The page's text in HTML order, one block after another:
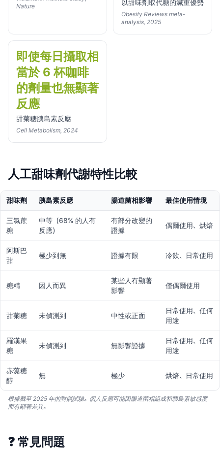
Nature
以甜味劑取代糖的減重優勢
Obesity Reviews meta-
analysis, 2025
即使每日攝取相
當於 6 杯咖啡
的劑量也無顯著
反應
甜菊糖胰島素反應
Cell Metabolism, 2024
人工甜味劑代謝特性比較
甜味劑 胰島素反應 腸道菌相影響 最佳使用情境
三氯蔗
糖
中等（68% 的人有
反應）
有部分改變的
證據
偶爾使用、烘焙
阿斯巴
甜
極少到無 證據有限 冷飲、日常使用
糖精 因人而異
某些人有顯著
影響
僅偶爾使用
甜菊糖 未偵測到 中性或正面
日常使用、任何
用途
羅漢果
糖
未偵測到 無影響證據
日常使用、任何
用途
赤藻糖
醇
無 極少 烘焙、日常使用
根據截至 2025 年的對照試驗。個人反應可能因腸道菌相組成和胰島素敏感度
而有顯著差異。
❓ 常見問題